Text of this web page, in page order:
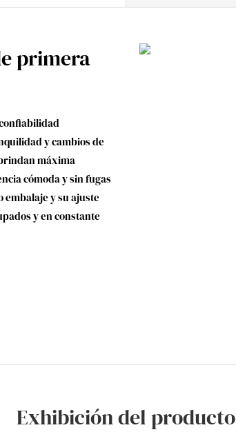
primera
y cambios de
máxima
cómoda y sin fugas
embalaje y su ajuste
y en constante
Exhibición del producto